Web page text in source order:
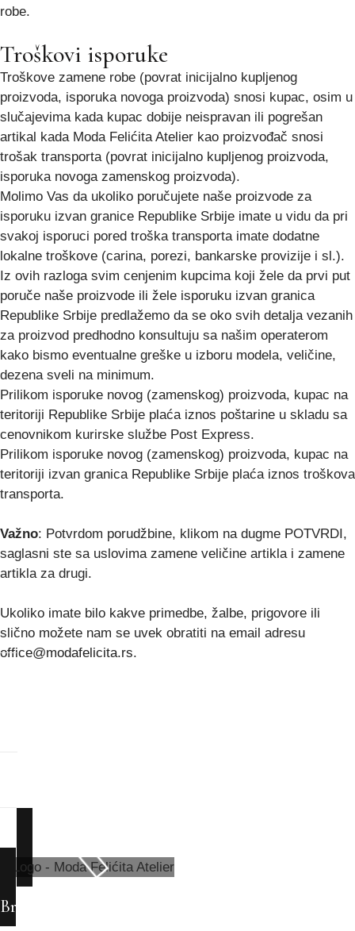
robe.
Troškovi isporuke
Troškove zamene robe (povrat inicijalno kupljenog
proizvoda, isporuka novoga proizvoda) snosi kupac, osim u
slučajevima kada kupac dobije neispravan ili pogrešan
artikal kada Moda Felićita Atelier kao proizvođač snosi
trošak transporta (povrat inicijalno kupljenog proizvoda,
isporuka novoga zamenskog proizvoda).
Molimo Vas da ukoliko poručujete naše proizvode za
isporuku izvan granice Republike Srbije imate u vidu da pri
svakoj isporuci pored troška transporta imate dodatne
lokalne troškove (carina, porezi, bankarske provizije i sl.).
Iz ovih razloga svim cenjenim kupcima koji žele da prvi put
poruče naše proizvode ili žele isporuku izvan granica
Republike Srbije predlažemo da se oko svih detalja vezanih
za proizvod predhodno konsultuju sa našim operaterom
kako bismo eventualne greške u izboru modela, veličine,
dezena sveli na minimum.
Prilikom isporuke novog (zamenskog) proizvoda, kupac na
teritoriji Republike Srbije plaća iznos poštarine u skladu sa
cenovnikom kurirske službe Post Express.
Prilikom isporuke novog (zamenskog) proizvoda, kupac na
teritoriji izvan granica Republike Srbije plaća iznos troškova
transporta.
Važno: Potvrdom porudžbine, klikom na dugme POTVRDI,
saglasni ste sa uslovima zamene veličine artikla i zamene
artikla za drugi.
Ukoliko imate bilo kakve primedbe, žalbe, prigovore ili
slično možete nam se uvek obratiti na email adresu
office@modafelicita.rs.
Brzi linkovi